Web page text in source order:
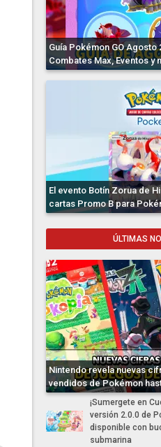
Guía Pokémon GO Agosto
Combates Max, Eventos y
El evento Botín Zorua de
cartas Promo B para
ÚLTIMAS
Nintendo revela nuevas
vendidos de Pokémon
¡Sumergete en
versión 2.0.0 de
disponible con
submarina